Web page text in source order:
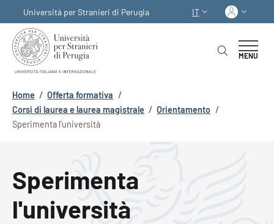
Università per Stranieri di Perugia
SELETTORE LINGUA:
IT
MENU
Briciole di pane
Home / Offerta formativa /
Corsi di laurea e laurea magistrale / Orientamento /
Sperimenta l'università
Sperimenta
l'università